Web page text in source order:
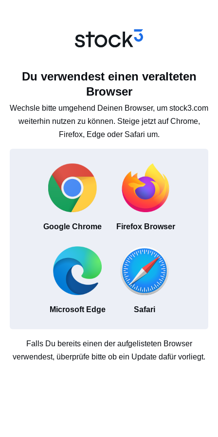
Du verwendest einen veralteten
Browser
Wechsle bitte umgehend Deinen Browser, um stock3.com
weiterhin nutzen zu können. Steige jetzt auf Chrome,
Firefox, Edge oder Safari um.
Google Chrome Firefox Browser
Microsoft Edge Safari
Falls Du bereits einen der aufgelisteten Browser
verwendest, überprüfe bitte ob ein Update dafür vorliegt.